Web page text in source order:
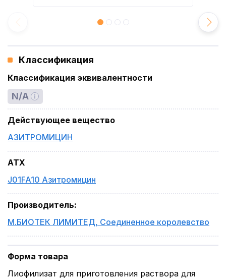
Классификация
Классификация эквивалентности
N/A
Действующее вещество
АЗИТРОМИЦИН
ATX
J01FA10 Азитромицин
Производитель:
М.БИОТЕК ЛИМИТЕД, Соединенное королевство
Форма товара
Лиофилизат для приготовления раствора для